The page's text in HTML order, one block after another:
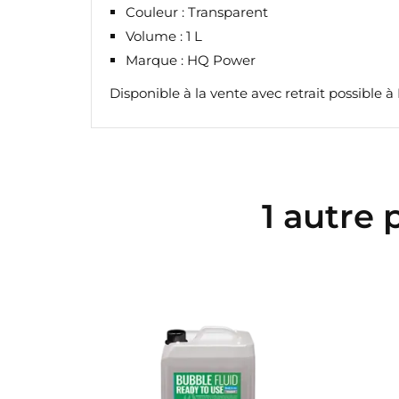
Couleur : Transparent
Volume : 1 L
Marque : HQ Power
Disponible à la vente avec retrait possible à
1 autre